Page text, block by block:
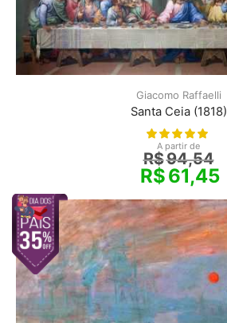
Giacomo Raffaelli
Santa Ceia (1818)
A partir de
R$94,54
R$61,45